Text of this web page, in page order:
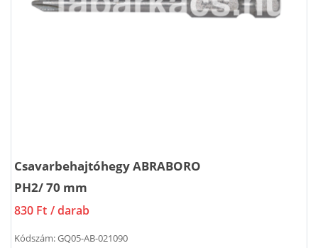
Csavarbehajtóhegy ABRABORO
PH2/ 70 mm
830 Ft / darab
Kódszám:GQ05-AB-021090